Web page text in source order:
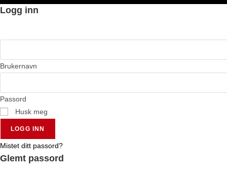
Logg inn
Brukernavn
Passord
Husk meg
LOGG INN
Mistet ditt passord?
Glemt passord